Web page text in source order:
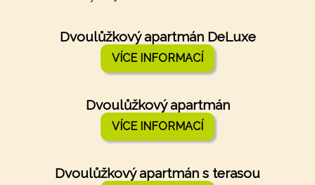
Dvoulůžkový apartmán DeLuxe
VÍCE INFORMACÍ
Dvoulůžkový apartmán
VÍCE INFORMACÍ
Dvoulůžkový apartmán s terasou